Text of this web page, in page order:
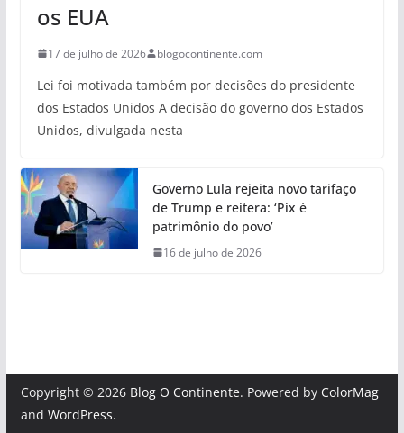
os EUA
17 de julho de 2026 blogocontinente.com
Lei foi motivada também por decisões do presidente
dos Estados Unidos A decisão do governo dos Estados
Unidos, divulgada nesta
Governo Lula rejeita novo tarifaço
de Trump e reitera: ‘Pix é
patrimônio do povo’
16 de julho de 2026
Copyright © 2026 Blog O Continente. Powered by ColorMag
and WordPress.